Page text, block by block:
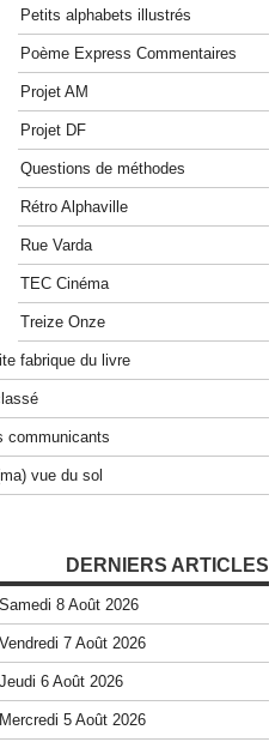
Petits alphabets illustrés
Poème Express Commentaires
Projet AM
Projet DF
Questions de méthodes
Rétro Alphaville
Rue Varda
TEC Cinéma
Treize Onze
fabrique du livre
communicants
vue du sol
DERNIERS ARTICLES
8 Août 2026
7 Août 2026
6 Août 2026
5 Août 2026